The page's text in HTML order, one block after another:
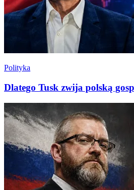
Polityka
Dlatego Tusk zwija polską